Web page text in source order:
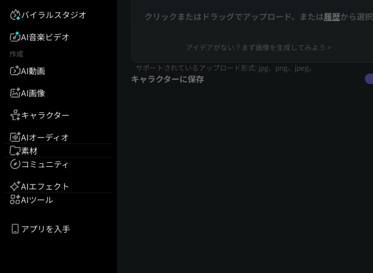
バイラルスタジオ
AI音楽ビデオ
作成
AI動画
AI画像
キャラクター
AIオーディオ
素材
コミュニティ
AIエフェクト
AIツール
アプリを入手
クリックまたはドラッグでアップロード、または履歴から選択
アイデアがない？まず画像を生成してみよう >
サポートされているアップロード形式: jpg、png、jpeg。
キャラクターに保存